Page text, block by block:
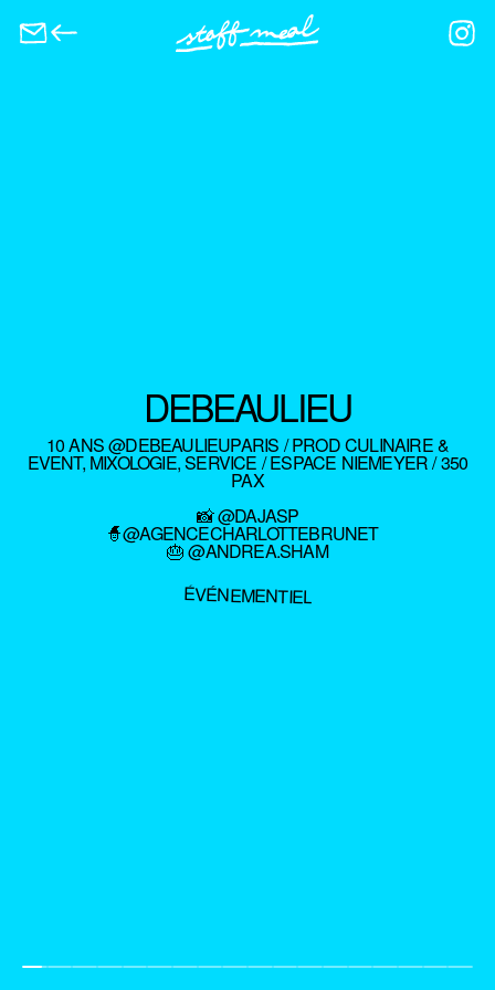
DEBEAULIEU
10 ANS @DEBEAULIEUPARIS / PROD CULINAIRE &
EVENT, MIXOLOGIE, SERVICE / ESPACE NIEMEYER / 350
PAX
📸 @DAJASP
🧙@AGENCECHARLOTTEBRUNET
🎂 @ANDREA.SHAM
ÉVÉNEMENTIEL